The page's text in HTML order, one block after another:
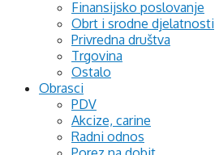
Finansijsko poslovanje
Obrt i srodne djelatnosti
Privredna društva
Trgovina
Ostalo
Obrasci
PDV
Akcize, carine
Radni odnos